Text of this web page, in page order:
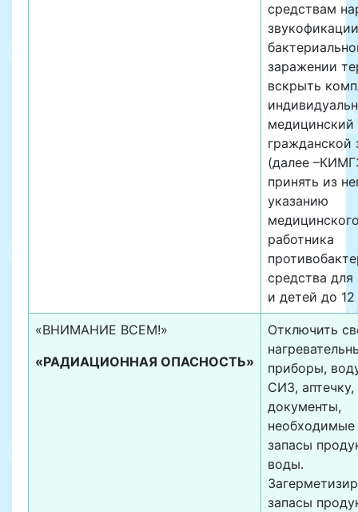
средствам
заражении
вскрыть
медицинский
гражданской
(далее
принять из
указанию
работника
средства
и детей до 12
«ВНИМАНИЕ ВСЕМ!»
«РАДИАЦИОННАЯ ОПАСНОСТЬ»
Отключить
приборы,
СИЗ, аптечку,
документы,
запасы
воды.
запасы